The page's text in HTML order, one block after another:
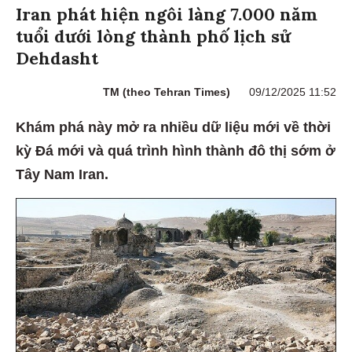
Iran phát hiện ngôi làng 7.000 năm
tuổi dưới lòng thành phố lịch sử
Dehdasht
TM (theo Tehran Times) 09/12/2025 11:52
Khám phá này mở ra nhiều dữ liệu mới về thời
kỳ Đá mới và quá trình hình thành đô thị sớm ở
Tây Nam Iran.